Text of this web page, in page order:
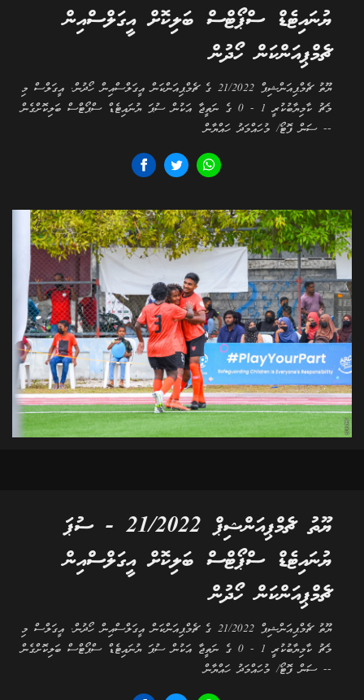
ޔުނައިޓެޑް ސްޕޯޓްސް ބަލިކޮށް އީގަލްސްއިން
ޗެމްޕިއަންކަން ހޯދުން
ޔޫތު ޗެމްޕިއަންޝިޕް 21/2022 ގެ ޗެމްޕިއަންކަން އީގަލްސްއިން ހޯދުން. އީގަލްސް މި
މެޗު ކާމިޔާބުކުރީ 1 - 0 ގެ ނަތީޖާ އަކުން ސުޕަ ޔުނައިޓެޑް ސްޕޯޓްސް ބަލިކޮށްގެން
-- ސަން ފޮޓޯ/ މުހައްމަދު ހައްޔާން
ޔޫތު ޗެމްޕިއަންޝިޕް 21/2022 - ސުޕަ
ޔުނައިޓެޑް ސްޕޯޓްސް ބަލިކޮށް އީގަލްސްއިން
ޗެމްޕިއަންކަން ހޯދުން
ޔޫތު ޗެމްޕިއަންޝިޕް 21/2022 ގެ ޗެމްޕިއަންކަން އީގަލްސްއިން ހޯދުން. އީގަލްސް މި
މެޗު ކާމިޔާބުކުރީ 1 - 0 ގެ ނަތީޖާ އަކުން ސުޕަ ޔުނައިޓެޑް ސްޕޯޓްސް ބަލިކޮށްގެން
-- ސަން ފޮޓޯ/ މުހައްމަދު ހައްޔާން